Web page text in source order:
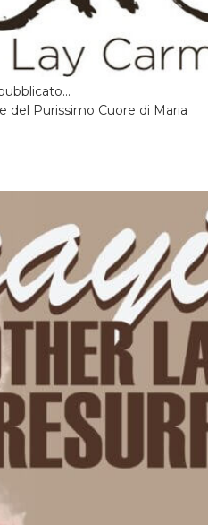
del Purissimo Cuore di Maria